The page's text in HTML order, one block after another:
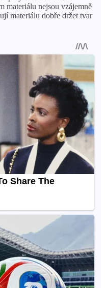
materiálu nejsou vzájemně
materiálu dobře držet tvar